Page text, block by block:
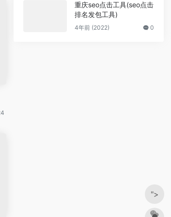
重庆seo点击工具(seo点击
排名发包工具)
4年前 (2022) 0
">